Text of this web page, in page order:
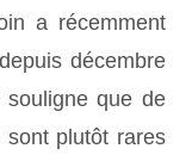
a récemment
décembre
souligne que de
plutôt rares